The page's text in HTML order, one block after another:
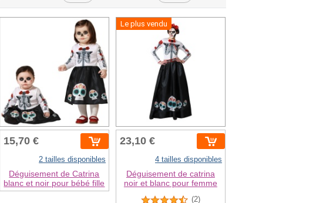
15,70 €
2 tailles disponibles
Déguisement de Catrina
blanc et noir pour bébé fille
Le plus vendu
23,10 €
4 tailles disponibles
Déguisement de catrina
noir et blanc pour femme
(2)